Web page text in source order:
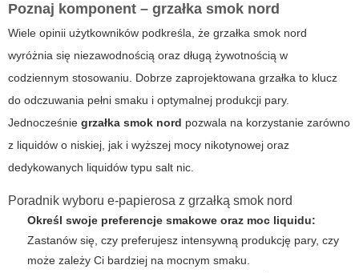
Poznaj komponent – grzałka smok nord
Wiele opinii użytkowników podkreśla, że grzałka smok nord
wyróżnia się niezawodnością oraz długą żywotnością w
codziennym stosowaniu. Dobrze zaprojektowana grzałka to klucz
do odczuwania pełni smaku i optymalnej produkcji pary.
Jednocześnie grzałka smok nord pozwala na korzystanie zarówno
z liquidów o niskiej, jak i wyższej mocy nikotynowej oraz
dedykowanych liquidów typu salt nic.
Poradnik wyboru e-papierosa z grzałką smok nord
Określ swoje preferencje smakowe oraz moc liquidu:
Zastanów się, czy preferujesz intensywną produkcję pary, czy
może zależy Ci bardziej na mocnym smaku.